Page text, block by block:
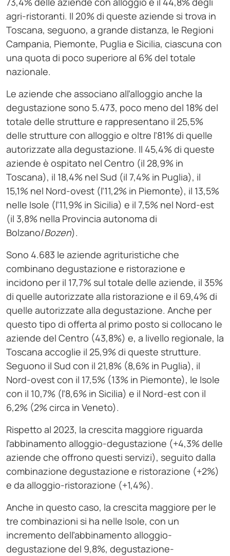
agri-ristoranti. Il 20% di queste aziende si trova in
Toscana, seguono, a grande distanza, le Regioni
Campania, Piemonte, Puglia e Sicilia, ciascuna con
una quota di poco superiore al 6% del totale
nazionale.
Le aziende che associano all’alloggio anche la
degustazione sono 5.473, poco meno del 18% del
totale delle strutture e rappresentano il 25,5%
delle strutture con alloggio e oltre l’81% di quelle
autorizzate alla degustazione. Il 45,4% di queste
aziende è ospitato nel Centro (il 28,9% in
Toscana), il 18,4% nel Sud (il 7,4% in Puglia), il
15,1% nel Nord-ovest (l’11,2% in Piemonte), il 13,5%
nelle Isole (l’11,9% in Sicilia) e il 7,5% nel Nord-est
(il 3,8% nella Provincia autonoma di
Bolzano/Bozen).
Sono 4.683 le aziende agrituristiche che
combinano degustazione e ristorazione e
incidono per il 17,7% sul totale delle aziende, il 35%
di quelle autorizzate alla ristorazione e il 69,4% di
quelle autorizzate alla degustazione. Anche per
questo tipo di offerta al primo posto si collocano le
aziende del Centro (43,8%) e, a livello regionale, la
Toscana accoglie il 25,9% di queste strutture.
Seguono il Sud con il 21,8% (8,6% in Puglia), il
Nord-ovest con il 17,5% (13% in Piemonte), le Isole
con il 10,7% (l’8,6% in Sicilia) e il Nord-est con il
6,2% (2% circa in Veneto).
Rispetto al 2023, la crescita maggiore riguarda
l’abbinamento alloggio-degustazione (+4,3% delle
aziende che offrono questi servizi), seguito dalla
combinazione degustazione e ristorazione (+2%)
e da alloggio-ristorazione (+1,4%).
Anche in questo caso, la crescita maggiore per le
tre combinazioni si ha nelle Isole, con un
incremento dell’abbinamento alloggio-
degustazione del 9,8%, degustazione-